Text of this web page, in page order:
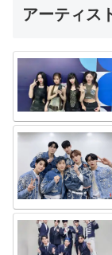
アーティス